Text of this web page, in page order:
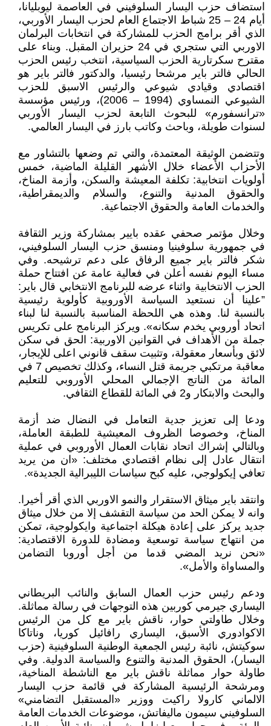
استضاف حزب اليسار السلوفيني في العاصمة ليوبليانا،
أيام 24 – 25 شباط الاجتماع العام لحزب اليسار الأوربي،
الذي أقر برامج الحزب للمشاركة في انتخابات البرلمان
الاوربي التي ستجري في 24 حزيران المقبل. وبناء على
مقترح سكرتارية الحزب السياسية، انتخب رئيس الحزب
الحالي فالتر باير مرشحا رئيسيا، والدكتور فالتر باير هو
اقتصادي وقيادي شيوعي والرئيس الاسبق للحزب
الشيوعي النمساوي (1994 – 2006)، ورئيس مؤسسة
«ترانسفورم» للبحوث التابعة لحزب اليسار الأوربي
لسنوات طويلة، وباحث وكاتب بارز في اليسار العالمي.
وتتضمن الوثيقة المعتمدة، والتي تم وضعها بالتشاور مع
الأحزاب الأعضاء خلال الأشهر القليلة الماضية، خمس
أولويات انتخابية: تكلفة المعيشة والسكن، وأزمة المناخ،
والحقوق المدنية والتنوع، والسلام والديمقراطية،
والخدمات العامة والحقوق الاجتماعية.
وخلال مؤتمر صحفي عقده بايير بمشاركة وزير الثقافة
في جمهورية سلوفينيا ومنسق حزب اليسار السلوفيني،
شكر فالتر باير جميع الرفاق على دعم ترشيحه. وفي
مساء اليوم نفسه أعلن في فعالية عامة عن افتتاح حملة
الحزب الانتخابية واثناء عرضه للبرنامج الانتخابي قال باير:
”علينا أن نستعيد السياسة الأوروبية كأولوية رئيسية
بالنسبة لنا. وهذه هي اللحظة المناسبة بالنسبة لنا لبناء
اتحاد أوروبي يخدم سكانه». ويركز البرنامج على تكريس
جملة من الأهداف في القوانين الاوربية: الحق في سكن
لائق وبأسعار معقولة، وتثبيت سقف قانوني اعلى للإيجار،
معاقبة مرتكبي جريمة قتل النساء، وكذلك تخصيص 7 في
المائة من الناتج الإجمالي المحلي الأوروبي للتعليم
والبحث والابتكار و2 في المائة للقطاع الثقافي.
ودعا إلى تعزيز جدية التعامل في النضال ضد أزمة
المناخ، وخصوصا الظروف المعيشية للطبقة العاملة،
وبالتالي إشراك اتحاد نقابات العمال الأوروبي في عملية
انتقال عادل إلى نظام اقتصادي مختلف: «ان من يريد
تعافي إيكولوجي، عليه كبح سياسات الليبرالية الجديدة».
وانتقد باير ميثاق الاستقرار والنمو الاوربي الذي أقر أخيرا.
وانه لا يمكن الحد من سياسة التقشف إلا من خلال ميثاق
جديد يركز على إعادة هيكلة اجتماعية وايكولوجية، تمكن
من انتهاج سياسة توسعية ومضادة للدورة الاقتصادية:
«نحن نريد المضي قدما من أجل أوروبا التضامن
والمساواة والأمل».
ودعم رئيس حزب العمال السابق والنائب البريطاني
اليساري جيرمي كوربين هذه التوجهات في رسالة مماثلة.
وخلال طاولتي حوار، ناقش باير مع كل من الرئيس
الاكوادوري الأسبق، اليساري رافائيل كوريا، وناتاكا
سوكيتش، نائبة رئيس الجمعية الوطنية السلوفينية (حزب
اليسار)، الحقوق المدنية والتنوع والسياسة الدولية. وفي
طاولة حوار مماثلة ناقش باير مع الناشطة المناخية،
ومرشحة الرئيسية المشاركة في قائمة حزب اليسار
الالماني كارولا راكيت ووزير «المستقبل التضامني»
السلوفيني سيمون ماليفاتش، موضوعات الخدمات العامة